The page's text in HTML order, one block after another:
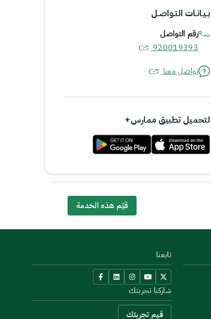
بـيـانـات التـواصـل
رقم التواصل
920019393
تواصل معنا
لتحميل تطبيق ممارس+
قيّم هذه الخدمة
تابعنا
شاركنا تجربتك
قيم تجربتك